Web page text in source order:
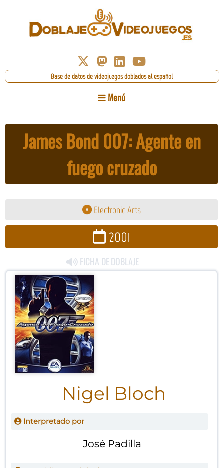
Base de datos de videojuegos doblados al español
Menú
James Bond 007: Agente en
fuego cruzado
Electronic Arts
2001
FICHA DE DOBLAJE
Nigel Bloch
Interpretado por
José Padilla